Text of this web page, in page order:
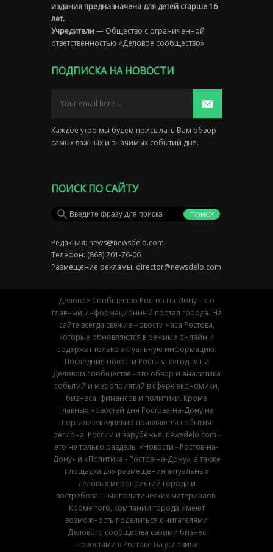
издания предназначена для детей старше 16
лет.
Учредители— Общество с ограниченной
ответственностью «Деловое сообщество»
ПОДПИСКА НА НОВОСТИ
Каждое утро мы будем присылать Вам обзор
самых важных и значимых событий дня.
ПОИСК ПО САЙТУ
Редакция: news@newsdelo.com
Телефон: (863) 201-76-06
Размещение рекламы: director@newsdelo.com
Деловое Сообщество Ростов-на-Дону - это
главный информационный портал города. На
сайте всегда свежие новости часа Ростова,
которые обновляются в режиме онлайн и
содержат только актуальную информацию.
Последние новости Ростова сегодня на
Деловом сообществе - это обзор и аналитика
событий и мероприятий в сфере экономики,
бизнеса, финансов и политики. Кроме
главных новостей дня Ростова-на-Дону на
портале ежедневно появляются события
региона, России и зарубежья. newsdelo.com -
это не только разделы «Новости - Ростов-на-
Дону» и «Политика - Ростов-на-Дону», а также
площадка для размещения актуальных
деловых мероприятий города и
востребованных политических материалов.
Кроме того, компании города имеют
возможность поделиться с читателями
Делового сообщества своими бизнес
новостями в Ростове на условиях